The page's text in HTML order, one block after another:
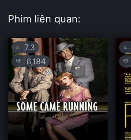
Phim liên quan:
⭐ 7.3
💛 6,184
⭐
💛